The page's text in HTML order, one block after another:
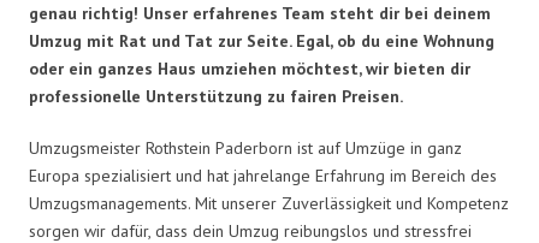
genau richtig! Unser erfahrenes Team steht dir bei deinem
Umzug mit Rat und Tat zur Seite. Egal, ob du eine Wohnung
oder ein ganzes Haus umziehen möchtest, wir bieten dir
professionelle Unterstützung zu fairen Preisen.
Umzugsmeister Rothstein Paderborn ist auf Umzüge in ganz
Europa spezialisiert und hat jahrelange Erfahrung im Bereich des
Umzugsmanagements. Mit unserer Zuverlässigkeit und Kompetenz
sorgen wir dafür, dass dein Umzug reibungslos und stressfrei